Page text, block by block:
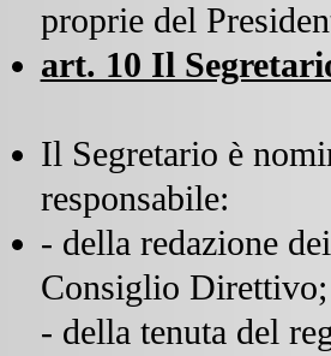
proprie del
art. 10 Il
Il Segretario è
- della redazione
Consiglio Direttivo;
- della tenuta del